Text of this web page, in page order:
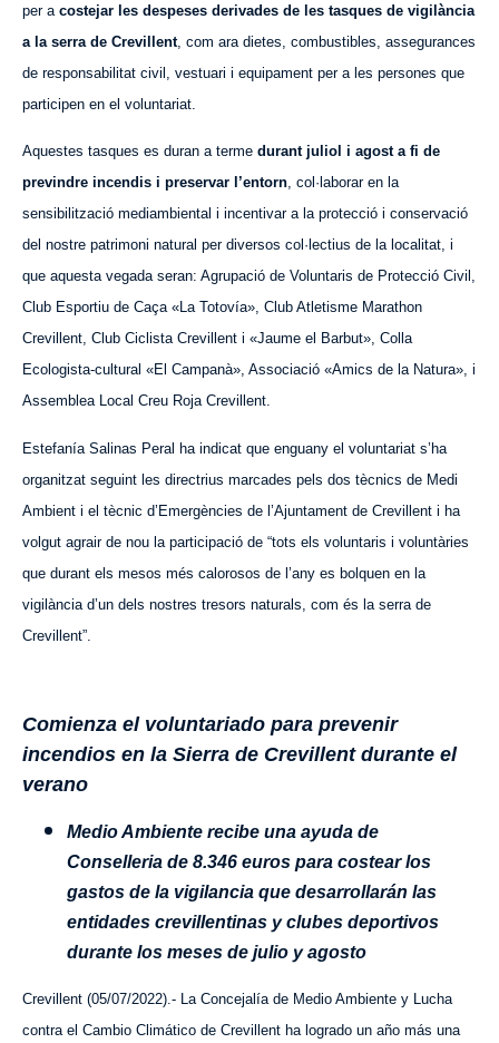
per a costejar les despeses derivades de les tasques de vigilància
a la serra de Crevillent, com ara dietes, combustibles, assegurances
de responsabilitat civil, vestuari i equipament per a les persones que
participen en el voluntariat.
Aquestes tasques es duran a terme durant juliol i agost a fi de
previndre incendis i preservar l’entorn, col·laborar en la
sensibilització mediambiental i incentivar a la protecció i conservació
del nostre patrimoni natural per diversos col·lectius de la localitat, i
que aquesta vegada seran: Agrupació de Voluntaris de Protecció Civil,
Club Esportiu de Caça «La Totovía», Club Atletisme Marathon
Crevillent, Club Ciclista Crevillent i «Jaume el Barbut», Colla
Ecologista-cultural «El Campanà», Associació «Amics de la Natura», i
Assemblea Local Creu Roja Crevillent.
Estefanía Salinas Peral ha indicat que enguany el voluntariat s’ha
organitzat seguint les directrius marcades pels dos tècnics de Medi
Ambient i el tècnic d’Emergències de l’Ajuntament de Crevillent i ha
volgut agrair de nou la participació de “tots els voluntaris i voluntàries
que durant els mesos més calorosos de l’any es bolquen en la
vigilància d’un dels nostres tresors naturals, com és la serra de
Crevillent”.
Comienza el voluntariado para prevenir
incendios en la Sierra de Crevillent durante el
verano
Medio Ambiente recibe una ayuda de
Conselleria de 8.346 euros para costear los
gastos de la vigilancia que desarrollarán las
entidades crevillentinas y clubes deportivos
durante los meses de julio y agosto
Crevillent (05/07/2022).- La Concejalía de Medio Ambiente y Lucha
contra el Cambio Climático de Crevillent ha logrado un año más una